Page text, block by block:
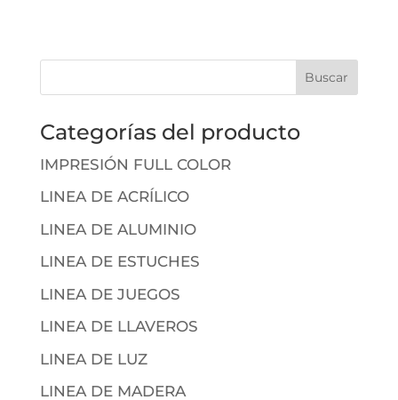
Categorías del producto
IMPRESIÓN FULL COLOR
LINEA DE ACRÍLICO
LINEA DE ALUMINIO
LINEA DE ESTUCHES
LINEA DE JUEGOS
LINEA DE LLAVEROS
LINEA DE LUZ
LINEA DE MADERA